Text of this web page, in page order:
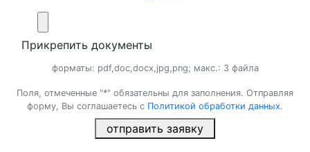
Прикрепить документы
форматы: pdf,doc,docx,jpg,png; макс.: 3 файла
Поля, отмеченные "*" обязательны для заполнения. Отправляя
форму, Вы соглашаетесь с Политикой обработки данных.
отправить заявку